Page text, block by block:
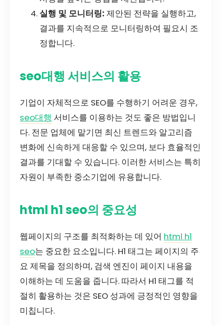
실행 및 모니터링: 제안된 전략을 실행하고,
결과를 지속적으로 모니터링하여 필요시 조
정합니다.
seo대행 서비스의 활용
기업이 자체적으로 SEO를 수행하기 어려운 경우,
seo대행 서비스를 이용하는 것도 좋은 방법입니
다. 전문 업체에 맡기면 최신 트렌드와 알고리즘
변화에 신속하게 대응할 수 있으며, 보다 효율적인
결과를 기대할 수 있습니다. 이러한 서비스는 특히
자원이 부족한 중소기업에 유용합니다.
html h1 seo의 중요성
웹페이지의 구조를 최적화하는 데 있어 html h1
seo는 중요한 요소입니다. H1 태그는 페이지의 주
요 제목을 정의하며, 검색 엔진이 페이지 내용을
이해하는 데 도움을 줍니다. 따라서 H1 태그를 적
절히 활용하는 것은 SEO 성과에 긍정적인 영향을
미칩니다.